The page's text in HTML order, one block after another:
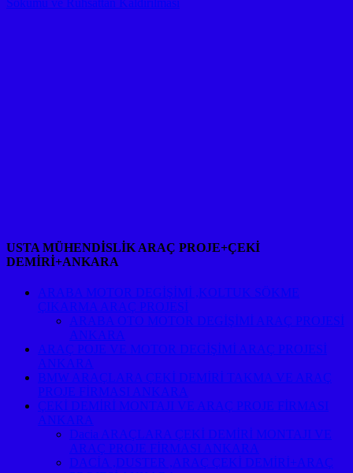
USTA MÜHENDİSLİK ARAÇ PROJE+ÇEKİ
DEMİRİ+ANKARA
ARABA MOTOR DEGİŞİMİ ,KOLTUK SÖKME
ÇIKARMA ARAÇ PROJESİ
ARABA OTO MOTOR DEGİŞİMİ ARAÇ PROJESİ
ANKARA
ARAÇ POJE VE MOTOR DEGİŞİMİ ARAÇ PROJESİ
ANKARA
BMW ARAÇLARA ÇEKİ DEMİRİ TAKMA VE ARAÇ
PROJE FİRMASI ANKARA
ÇEKİ DEMİRİ MONTAJI VE ARAÇ PROJE FİRMASI
ANKARA
Dacia ARAÇLARA ÇEKİ DEMİRİ MONTAJI VE
ARAÇ PROJE FİRMASI ANKARA
DACİA ,DUSTER ,ARAÇ ÇEKİ DEMİRİ+ARAÇ